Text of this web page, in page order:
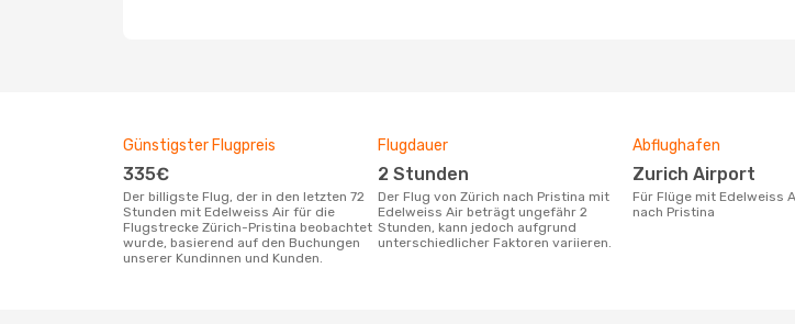
Günstigster Flugpreis
335€
Der billigste Flug, der in den letzten 72
Stunden mit Edelweiss Air für die
Flugstrecke Zürich-Pristina beobachtet
wurde, basierend auf den Buchungen
unserer Kundinnen und Kunden.
Flugdauer
2 Stunden
Der Flug von Zürich nach Pristina mit
Edelweiss Air beträgt ungefähr 2
Stunden, kann jedoch aufgrund
unterschiedlicher Faktoren variieren.
Abflughafen
Zurich Airport
Für Flüge mit Edelweiss Air von Zürich
nach Pristina